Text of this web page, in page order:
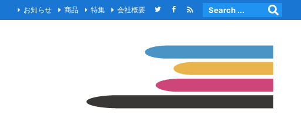
お知らせ 商品 特集 会社概要 